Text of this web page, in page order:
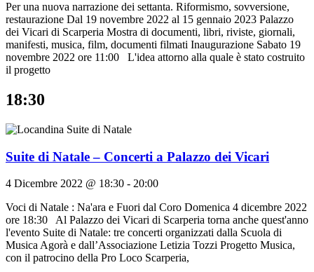
Per una nuova narrazione dei settanta. Riformismo, sovversione,
restaurazione Dal 19 novembre 2022 al 15 gennaio 2023 Palazzo
dei Vicari di Scarperia Mostra di documenti, libri, riviste, giornali,
manifesti, musica, film, documenti filmati Inaugurazione Sabato 19
novembre 2022 ore 11:00 L'idea attorno alla quale è stato costruito
il progetto
18:30
Suite di Natale – Concerti a Palazzo dei Vicari
4 Dicembre 2022 @ 18:30 - 20:00
Voci di Natale : Na'ara e Fuori dal Coro Domenica 4 dicembre 2022
ore 18:30 Al Palazzo dei Vicari di Scarperia torna anche quest'anno
l'evento Suite di Natale: tre concerti organizzati dalla Scuola di
Musica Agorà e dall’Associazione Letizia Tozzi Progetto Musica,
con il patrocino della Pro Loco Scarperia,